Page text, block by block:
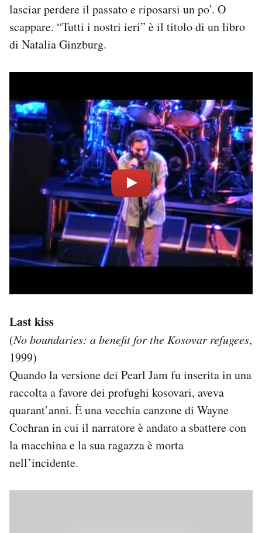
lasciar perdere il passato e riposarsi un po’. O
scappare. “Tutti i nostri ieri” è il titolo di un libro
di Natalia Ginzburg.
Last kiss
(No boundaries: a benefit for the Kosovar refugees,
1999)
Quando la versione dei Pearl Jam fu inserita in una
raccolta a favore dei profughi kosovari, aveva
quarant’anni. È una vecchia canzone di Wayne
Cochran in cui il narratore è andato a sbattere con
la macchina e la sua ragazza è morta
nell’incidente.